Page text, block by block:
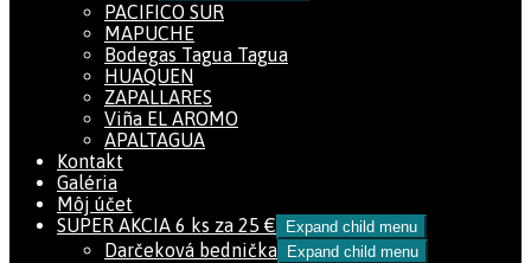
PACIFICO SUR
MAPUCHE
Bodegas Tagua Tagua
HUAQUEN
ZAPALLARES
Viña EL AROMO
APALTAGUA
Kontakt
Galéria
Môj účet
SUPER AKCIA 6 ks za 25 €
Expand child menu
Darčeková bednička Expand child menu